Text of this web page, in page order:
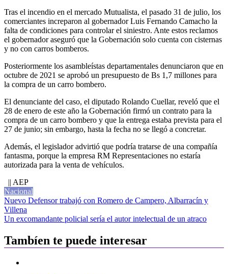
Tras el incendio en el mercado Mutualista, el pasado 31 de julio, los
comerciantes increparon al gobernador Luis Fernando Camacho la
falta de condiciones para controlar el siniestro. Ante estos reclamos
el gobernador aseguró que la Gobernación solo cuenta con cisternas
y no con carros bomberos.
Posteriormente los asambleístas departamentales denunciaron que en
octubre de 2021 se aprobó un presupuesto de Bs 1,7 millones para
la compra de un carro bombero.
El denunciante del caso, el diputado Rolando Cuellar, reveló que el
28 de enero de este año la Gobernación firmó un contrato para la
compra de un carro bombero y que la entrega estaba prevista para el
27 de junio; sin embargo, hasta la fecha no se llegó a concretar.
Además, el legislador advirtió que podría tratarse de una compañía
fantasma, porque la empresa RM Representaciones no estaría
autorizada para la venta de vehículos.
|| AEP
Nacional
Navegación
de
Nuevo Defensor trabajó con Romero de Campero, Albarracín y
Villena
Un excomandante policial sería el autor intelectual de un atraco
Tambíen te puede interesar